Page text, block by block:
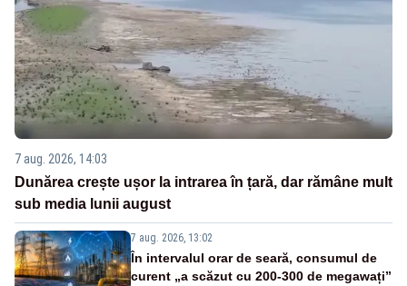
7 aug. 2026, 14:03
Dunărea crește ușor la intrarea în țară, dar rămâne mult
sub media lunii august
7 aug. 2026, 13:02
În intervalul orar de seară, consumul de
curent „a scăzut cu 200-300 de megawați”